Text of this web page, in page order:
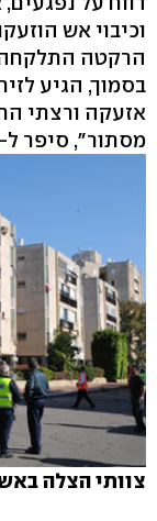
וכיבוי אש
הרקטה התלקחה
בסמוך, הגיע
אזעקה ורצתי
מסתור", סיפר ל-ynet.
צוותי הצלה